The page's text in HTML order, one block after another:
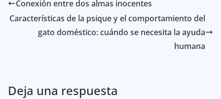
Conexión entre dos almas inocentes
Características de la psique y el comportamiento del
gato doméstico: cuándo se necesita la ayuda
humana
Deja una respuesta